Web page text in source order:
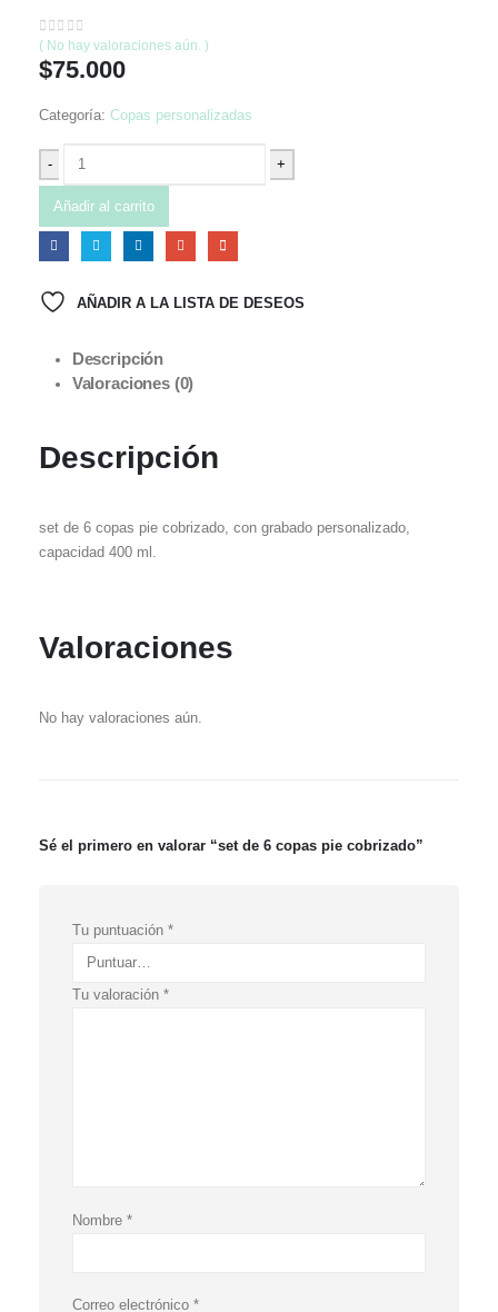
0 out of 5
( No hay valoraciones aún. )
$75.000
Categoría: Copas personalizadas
- +
Añadir al carrito
AÑADIR A LA LISTA DE DESEOS
Descripción
Valoraciones (0)
Descripción
set de 6 copas pie cobrizado, con grabado personalizado,
capacidad 400 ml.
Valoraciones
No hay valoraciones aún.
Sé el primero en valorar “set de 6 copas pie cobrizado”
Tu puntuación *
Tu valoración *
Nombre *
Correo electrónico *